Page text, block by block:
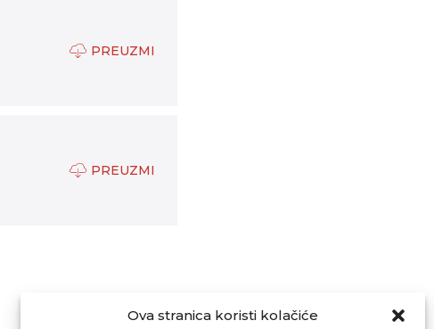
Ova stranica koristi kolačiće
PREUZMI
PREUZMI